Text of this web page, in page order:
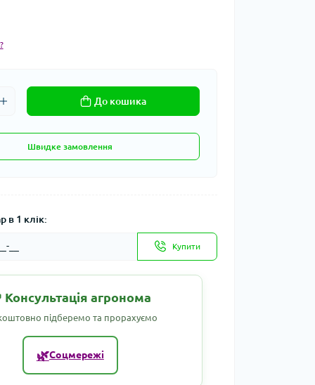
До кошика
Швидке замовлення
в 1 клік:
Купити
Консультація агронома
підберемо та прорахуємо
🌿Соцмережі